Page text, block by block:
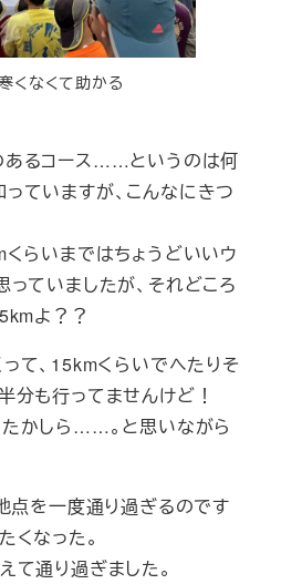
くなくて助かる
あるコース……というのは何
ていますが、こんなにきつ
らいまではちょうどいいウ
っていましたが、それどころ
よ？？
て、15kmくらいでへたりそ
分も行ってませんけど！
たかしら……。と思いながら
点を一度通り過ぎるのです
くなった。
て通り過ぎました。